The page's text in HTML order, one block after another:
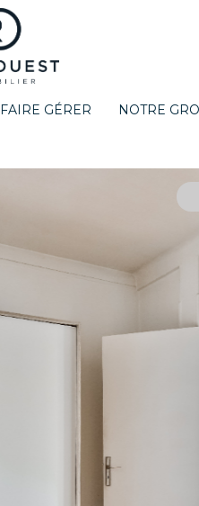
FAIRE GÉRER NOTRE